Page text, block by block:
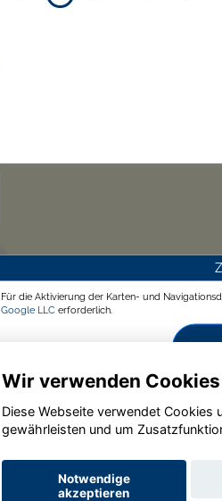
Für die Aktivierung der Karten- und
Google LLC erforderlich.
Wir verwenden Cookies
Diese Webseite verwendet Cookies
gewährleisten und um
Notwendige
akzeptieren